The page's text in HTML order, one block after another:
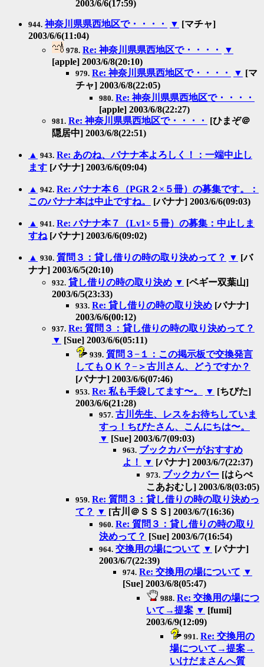
2003/6/6(17:59)
944. 神奈川県県西地区で・・・・ ▼ [マチャ]
2003/6/6(11:04)
978. Re: 神奈川県県西地区で・・・・
▼
[apple] 2003/6/8(20:10)
979. Re: 神奈川県県西地区で・・・・ ▼ [マ
チャ] 2003/6/8(22:05)
980. Re: 神奈川県県西地区で・・・・
[apple] 2003/6/8(22:27)
981. Re: 神奈川県県西地区で・・・・
[ひまぞ＠
隠居中] 2003/6/8(22:51)
▲ 943. Re: あのね、バナナ本よろしく！：一端中止し
ます [バナナ] 2003/6/6(09:04)
▲ 942. Re: バナナ本６（PGR２×５冊）の募集です。：
このバナナ本は中止ですね。
[バナナ] 2003/6/6(09:03)
▲ 941. Re: バナナ本７（Lv1×５冊）の募集：中止しま
すね [バナナ] 2003/6/6(09:02)
▲ 930. 質問３：貸し借りの時の取り決めって？ ▼ [バ
ナナ] 2003/6/5(20:10)
932. 貸し借りの時の取り決め ▼ [ペギー双葉山]
2003/6/5(23:33)
933. Re: 貸し借りの時の取り決め [バナナ]
2003/6/6(00:12)
937. Re: 質問３：貸し借りの時の取り決めって？
▼ [Sue] 2003/6/6(05:11)
939. 質問３−１：この掲示板で交換発言
してもＯＫ？−＞古川さん、どうですか？
[バナナ] 2003/6/6(07:46)
953. Re: 私も手袋してます〜。 ▼ [ちびた]
2003/6/6(21:28)
957. 古川先生、レスをお待ちしていま
すっ！ちびたさん、こんにちは〜。
▼ [Sue] 2003/6/7(09:03)
963. ブックカバーがおすすめ
よ！
▼ [バナナ] 2003/6/7(22:37)
973. ブックカバー [はらぺ
こあおむし] 2003/6/8(03:05)
959. Re: 質問３：貸し借りの時の取り決めっ
て？ ▼ [古川＠ＳＳＳ] 2003/6/7(16:36)
960. Re: 質問３：貸し借りの時の取り
決めって？ [Sue] 2003/6/7(16:54)
964. 交換用の場について ▼ [バナナ]
2003/6/7(22:39)
974. Re: 交換用の場について ▼
[Sue] 2003/6/8(05:47)
988. Re: 交換用の場につ
いて→提案 ▼ [fumi]
2003/6/9(12:09)
991. Re: 交換用の
場について→提案→
いけだまさんへ質